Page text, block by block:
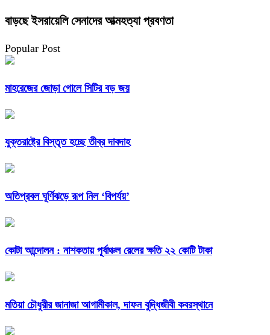
বাড়ছে ইসরায়েলি সেনাদের আত্মহত্যা প্রবণতা
Popular Post
মাহরেজের জোড়া গোলে সিটির বড় জয়
যুক্তরাষ্ট্রে বিস্তৃত হচ্ছে তীব্র দাবদাহ
অতিপ্রবল ঘূর্ণিঝড়ে রূপ নিল ‘বিপর্যয়’
কোটা আন্দোলন : নাশকতায় পূর্বাঞ্চল রেলের ক্ষতি ২২ কোটি টাকা
মতিয়া চৌধুরীর জানাজা আগামীকাল, দাফন বুদ্ধিজীবী কবরস্থানে